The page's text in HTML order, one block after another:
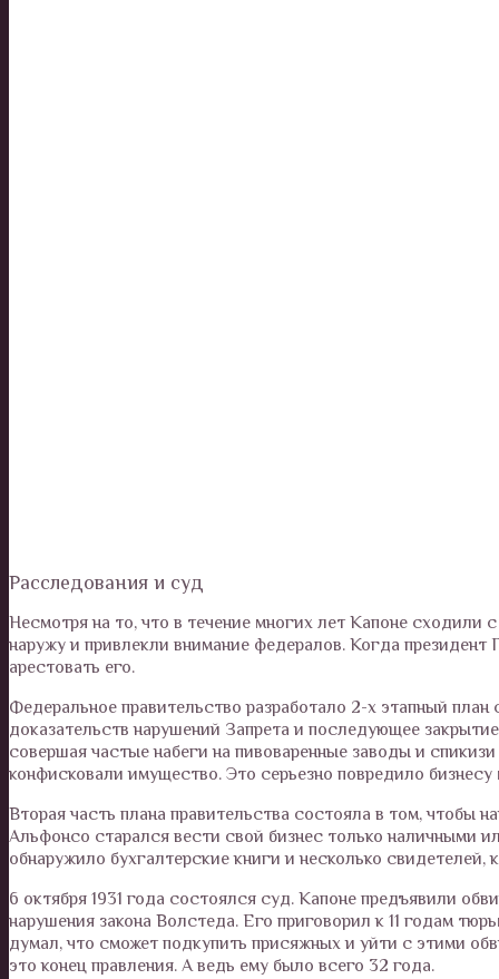
Расследования и суд
Несмотря на то, что в течение многих лет Капоне сходили
наружу и привлекли внимание федералов. Когда президент
арестовать его.
Федеральное правительство разработало 2-х этапный
доказательств нарушений Запрета и последующее
совершая частые набеги на пивоваренные заводы и
конфисковали имущество. Это серьезно повредило
Вторая часть плана правительства состояла в том, чтобы
Альфонсо старался вести свой бизнес только наличными
обнаружило бухгалтерские книги и несколько свидетелей,
6 октября 1931 года состоялся суд. Капоне предъявили
нарушения закона Волстеда. Его приговорил к 11 годам
думал, что сможет подкупить присяжных и уйти с этими
это конец правления. А ведь ему было всего 32 года.